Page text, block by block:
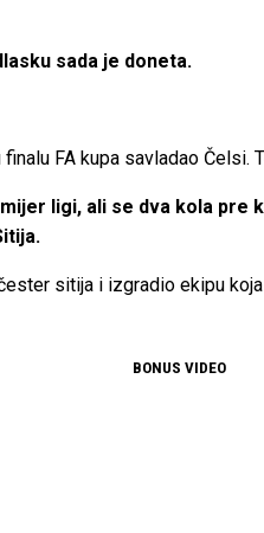
sada je doneta.
FA kupa savladao
ligi, ali se dva kola
sitija i izgradio ekipu
BONUS VIDEO